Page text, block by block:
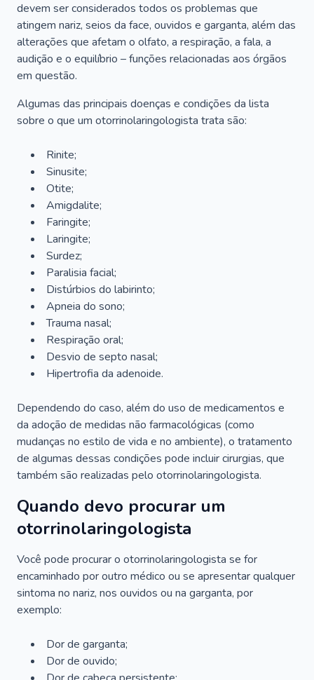
devem ser considerados todos os problemas que
atingem nariz, seios da face, ouvidos e garganta, além das
alterações que afetam o olfato, a respiração, a fala, a
audição e o equilíbrio – funções relacionadas aos órgãos
em questão.
Algumas das principais doenças e condições da lista
sobre o que um otorrinolaringologista trata são:
Rinite;
Sinusite;
Otite;
Amigdalite;
Faringite;
Laringite;
Surdez;
Paralisia facial;
Distúrbios do labirinto;
Apneia do sono;
Trauma nasal;
Respiração oral;
Desvio de septo nasal;
Hipertrofia da adenoide.
Dependendo do caso, além do uso de medicamentos e
da adoção de medidas não farmacológicas (como
mudanças no estilo de vida e no ambiente), o tratamento
de algumas dessas condições pode incluir cirurgias, que
também são realizadas pelo otorrinolaringologista.
Quando devo procurar um
otorrinolaringologista
Você pode procurar o otorrinolaringologista se for
encaminhado por outro médico ou se apresentar qualquer
sintoma no nariz, nos ouvidos ou na garganta, por
exemplo:
Dor de garganta;
Dor de ouvido;